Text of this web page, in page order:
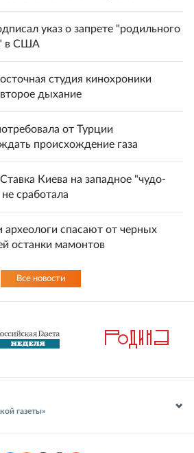
указ о запрете "родильного
в США
студия кинохроники
дыхание
от Турции
происхождение газа
Киева на западное "чудо-
сработала
археологи спасают от черных
останки мамонтов
Все новости
газеты»